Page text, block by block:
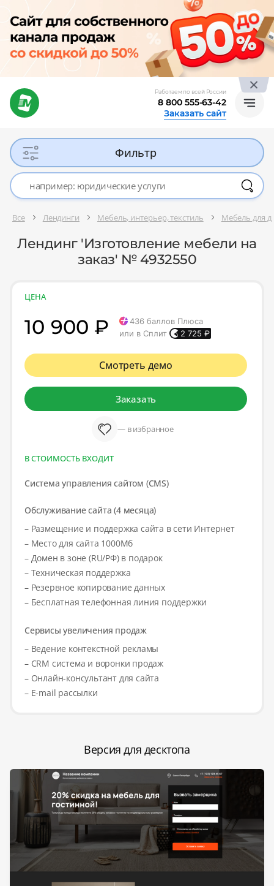
Работаем по всей России
8 800 555-63-42
Заказать сайт
Фильтр
Все Лендинги Мебель, интерьер, текстиль Мебель для
Лендинг 'Изготовление мебели на
заказ' № 4932550
ЦЕНА
10 900 ₽ 436баллов Плюса
или в Сплит
2 725 ₽
Смотреть демо
Заказать
— в избранное
В СТОИМОСТЬ ВХОДИТ
Система управления сайтом (CMS)
Обслуживание сайта (4 месяца)
– Размещение и поддержка сайта в сети Интернет
– Место для сайта 1000Мб
– Домен в зоне (RU/РФ) в подарок
– Техническая поддержка
– Резервное копирование данных
– Бесплатная телефонная линия поддержки
Сервисы увеличения продаж
– Ведение контекстной рекламы
– CRM система и воронки продаж
– Онлайн-консультант для сайта
– E-mail рассылки
Версия для десктопа